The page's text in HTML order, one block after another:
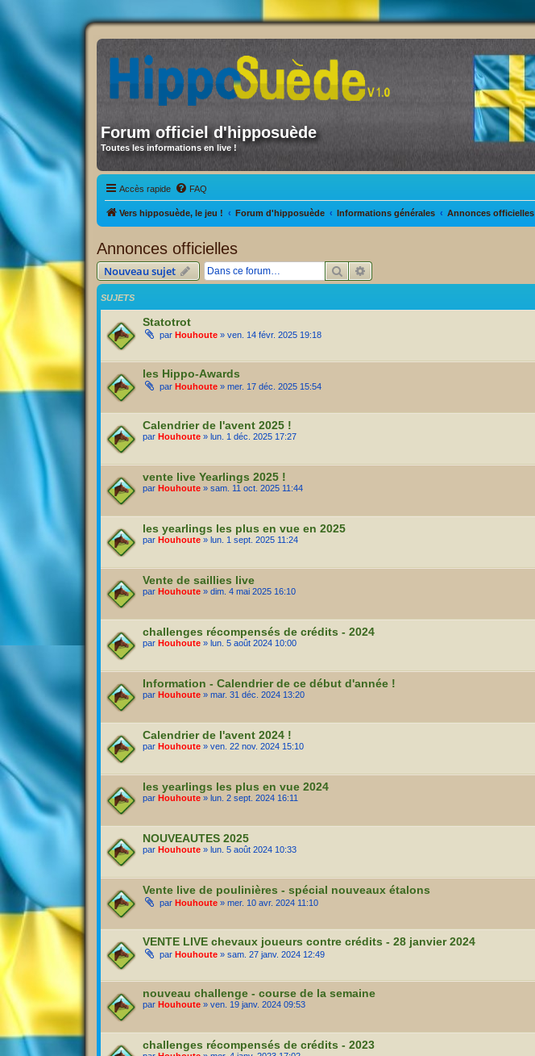
Forum officiel d'hipposuède
Toutes les informations en live !
Accès rapide FAQ
Vers hipposuède, le jeu ! Forum d'hipposuède Informations générales Annonces officielles
Annonces officielles
Nouveau sujet Rechercher
SUJETS
Statotrot
par Houhoute » ven. 14 févr. 2025 19:18
les Hippo-Awards
par Houhoute » mer. 17 déc. 2025 15:54
Calendrier de l'avent 2025 !
par Houhoute » lun. 1 déc. 2025 17:27
vente live Yearlings 2025 !
par Houhoute » sam. 11 oct. 2025 11:44
les yearlings les plus en vue en 2025
par Houhoute » lun. 1 sept. 2025 11:24
Vente de saillies live
par Houhoute » dim. 4 mai 2025 16:10
challenges récompensés de crédits - 2024
par Houhoute » lun. 5 août 2024 10:00
Information - Calendrier de ce début d'année !
par Houhoute » mar. 31 déc. 2024 13:20
Calendrier de l'avent 2024 !
par Houhoute » ven. 22 nov. 2024 15:10
les yearlings les plus en vue 2024
par Houhoute » lun. 2 sept. 2024 16:11
NOUVEAUTES 2025
par Houhoute » lun. 5 août 2024 10:33
Vente live de poulinières - spécial nouveaux étalons
par Houhoute » mer. 10 avr. 2024 11:10
VENTE LIVE chevaux joueurs contre crédits - 28 janvier 2024
par Houhoute » sam. 27 janv. 2024 12:49
nouveau challenge - course de la semaine
par Houhoute » ven. 19 janv. 2024 09:53
challenges récompensés de crédits - 2023